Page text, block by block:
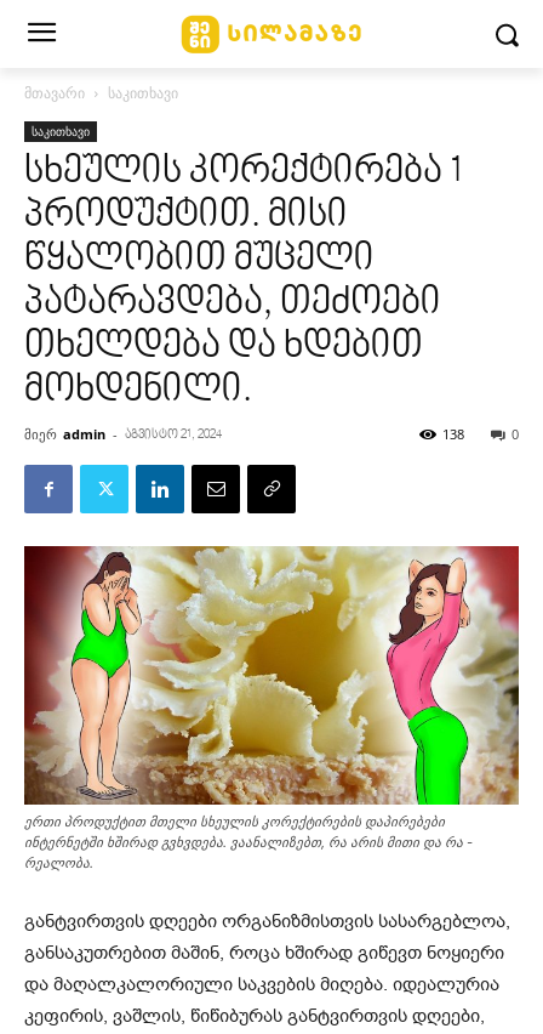
მთავარი საკითხავი
საკითხავი
სხეულის კორექტირება 1
პროდუქტით. მისი
წყალობით მუცელი
პატარავდება, თეძოები
თხელდება და ხდებით
მოხდენილი.
მიერ admin - აგვისტო 21, 2024 0
138
ერთი პროდუქტით მთელი სხეულის კორექტირების დაპირებები
ინტერნეტში ხშირად გვხვდება. ვაანალიზებთ, რა არის მითი და რა -
რეალობა.
განტვირთვის დღეები ორგანიზმისთვის სასარგებლოა,
განსაკუთრებით მაშინ, როცა ხშირად გიწევთ ნოყიერი
და მაღალკალორიული საკვების მიღება. იდეალურია
კეფირის, ვაშლის, წიწიბურას განტვირთვის დღეები,